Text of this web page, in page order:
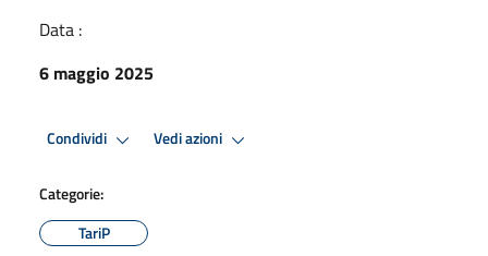
Data :
6 maggio 2025
Condividi Vedi azioni
Categorie:
TariP